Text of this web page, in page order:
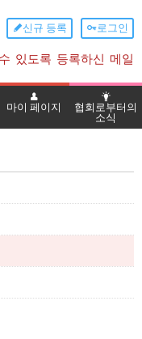
로그인
신규 등록
있도록 등록하신 메일
마이 페이지
협회로부터의
소식